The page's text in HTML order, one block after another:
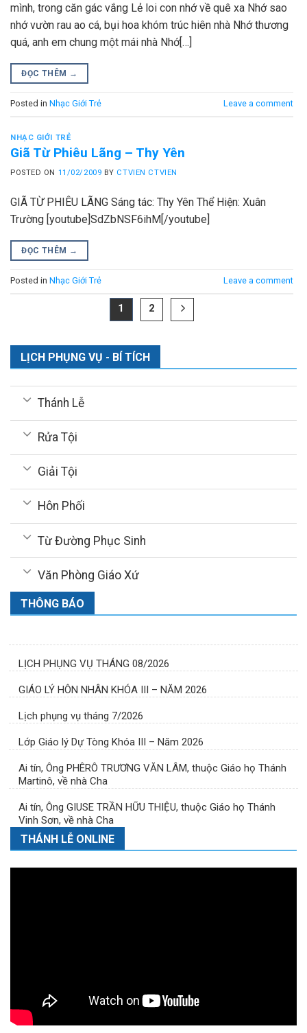
mình, trong căn gác vắng Lẻ loi con nhớ về quê xa Nhớ sao
nhớ vườn rau ao cá, bụi hoa khóm trúc hiên nhà Nhớ thương
quá, anh em chung một mái nhà Nhớ[…]
ĐỌC THÊM →
Posted in Nhạc Giới Trẻ Leave a comment
NHẠC GIỚI TRẺ
Giã Từ Phiêu Lãng – Thy Yên
POSTED ON 11/02/2009 BY CTVIEN CTVIEN
GIÃ TỪ PHIÊU LÃNG Sáng tác: Thy Yên Thể Hiện: Xuân
Trường [youtube]SdZbNSF6ihM[/youtube]
ĐỌC THÊM →
Posted in Nhạc Giới Trẻ Leave a comment
1 2
LỊCH PHỤNG VỤ - BÍ TÍCH
Thánh Lễ
Rửa Tội
Giải Tội
Hôn Phối
Từ Đường Phục Sinh
Văn Phòng Giáo Xứ
THÔNG BÁO
LỊCH PHỤNG VỤ THÁNG 08/2026
GIÁO LÝ HÔN NHÂN KHÓA III – NĂM 2026
Lịch phụng vụ tháng 7/2026
Lớp Giáo lý Dự Tòng Khóa III – Năm 2026
Ai tín, Ông PHÊRÔ TRƯƠNG VĂN LÂM, thuộc Giáo họ Thánh
Martinô, về nhà Cha
Ai tín, Ông GIUSE TRẦN HỮU THIỆU, thuộc Giáo họ Thánh
Vinh Sơn, về nhà Cha
THÁNH LỄ ONLINE